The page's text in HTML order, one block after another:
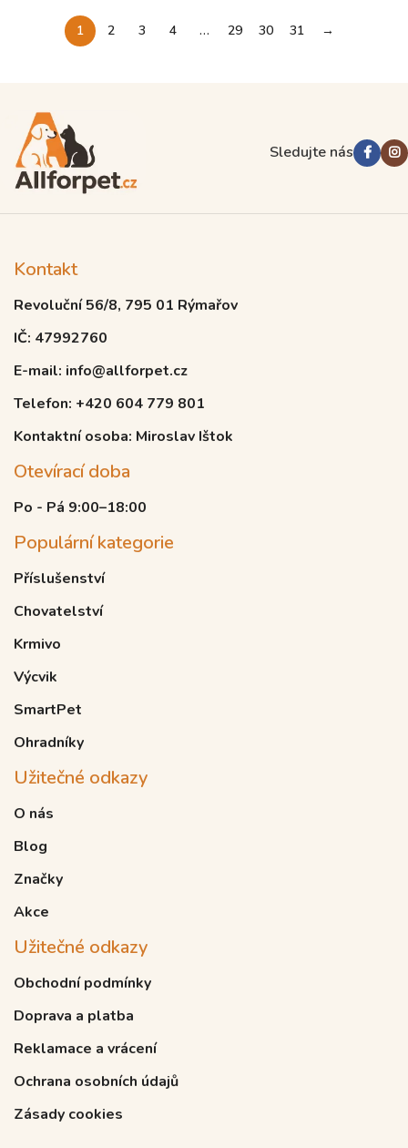
1 2 3 4 … 29 30 31 →
Sledujte nás
Kontakt
Revoluční 56/8, 795 01 Rýmařov
IČ: 47992760
E-mail: info@allforpet.cz
Telefon: +420 604 779 801
Kontaktní osoba: Miroslav Ištok
Otevírací doba
Po - Pá 9:00–18:00
Populární kategorie
Příslušenství
Chovatelství
Krmivo
Výcvik
SmartPet
Ohradníky
Užitečné odkazy
O nás
Blog
Značky
Akce
Užitečné odkazy
Obchodní podmínky
Doprava a platba
Reklamace a vrácení
Ochrana osobních údajů
Zásady cookies